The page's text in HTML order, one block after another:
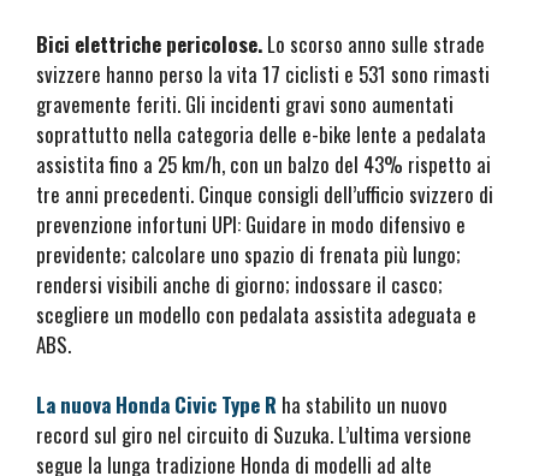
Bici elettriche pericolose. Lo scorso anno sulle strade
svizzere hanno perso la vita 17 ciclisti e 531 sono rimasti
gravemente feriti. Gli incidenti gravi sono aumentati
soprattutto nella categoria delle e-bike lente a pedalata
assistita fino a 25 km/h, con un balzo del 43% rispetto ai
tre anni precedenti. Cinque consigli dell’ufficio svizzero di
prevenzione infortuni UPI: Guidare in modo difensivo e
previdente; calcolare uno spazio di frenata più lungo;
rendersi visibili anche di giorno; indossare il casco;
scegliere un modello con pedalata assistita adeguata e
ABS.
La nuova Honda Civic Type R ha stabilito un nuovo
record sul giro nel circuito di Suzuka. L’ultima versione
segue la lunga tradizione Honda di modelli ad alte